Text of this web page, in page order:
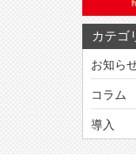
カテゴ
お知ら
コラム
導入